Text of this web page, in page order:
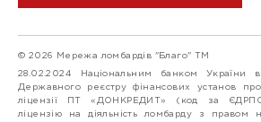
© 2026 Мережа ломбардів "Благо" ТМ
28.02.2024 Національним банком України
Державного реєстру фінансових установ
ліцензії ПТ «ДОНКРЕДИТ» (код за
ліцензію на діяльність ломбарду з правом